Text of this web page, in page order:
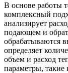
В основе работы
комплексный
анализирует
подающем и
обрабатываются
определяет
объем и расход
параметры, такие